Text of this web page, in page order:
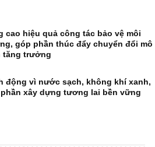
cao hiệu quả công tác bảo vệ môi
góp phần thúc đẩy chuyển đổi mô
tăng trưởng
động vì nước sạch, không khí xanh,
xây dựng tương lai bền vững